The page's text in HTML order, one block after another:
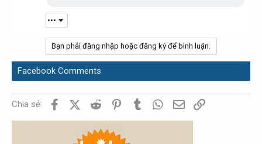
•••
Bạn phải đăng nhập hoặc đăng ký để bình luận.
Facebook Comments
Chia sẻ: FacebookX (Twitter)
Reddit PinterestTumblr WhatsApp
Email